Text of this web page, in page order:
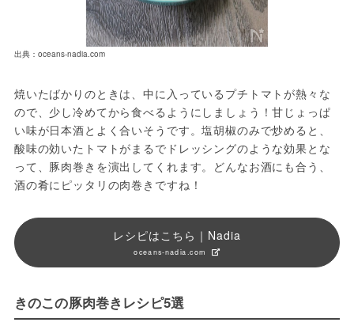
出典：oceans-nadia.com
焼いたばかりのときは、中に入っているプチトマトが熱々な
ので、少し冷めてから食べるようにしましょう！甘じょっぱ
い味が日本酒とよく合いそうです。塩胡椒のみで炒めると、
酸味の効いたトマトがまるでドレッシングのような効果とな
って、豚肉巻きを演出してくれます。どんなお酒にも合う、
酒の肴にピッタリの肉巻きですね！
レシピはこちら｜Nadia
oceans-nadia.com
きのこの豚肉巻きレシピ5選